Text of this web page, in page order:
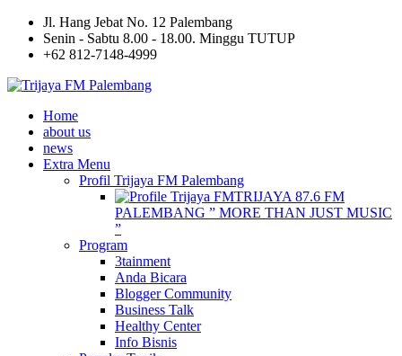
Jl. Hang Jebat No. 12 Palembang
Senin - Sabtu 8.00 - 18.00. Minggu TUTUP
+62 812-7148-4999
Home
about us
news
Extra Menu
Profil Trijaya FM Palembang
TRIJAYA 87.6 FM
PALEMBANG ” MORE THAN JUST MUSIC
”
Program
3tainment
Anda Bicara
Blogger Community
Business Talk
Healthy Center
Info Bisnis